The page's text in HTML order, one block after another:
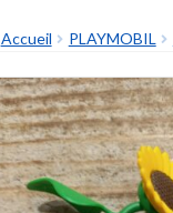
Accueil PLAYMOBIL